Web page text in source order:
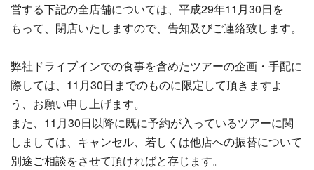
営する下記の全店舗については、平成29年11月30日を
もって、閉店いたしますので、告知及びご連絡致します。
弊社ドライブインでの食事を含めたツアーの企画・手配に
際しては、11月30日までのものに限定して頂きますよ
う、お願い申し上げます。
また、11月30日以降に既に予約が入っているツアーに関
しましては、キャンセル、若しくは他店への振替について
別途ご相談をさせて頂ければと存じます。